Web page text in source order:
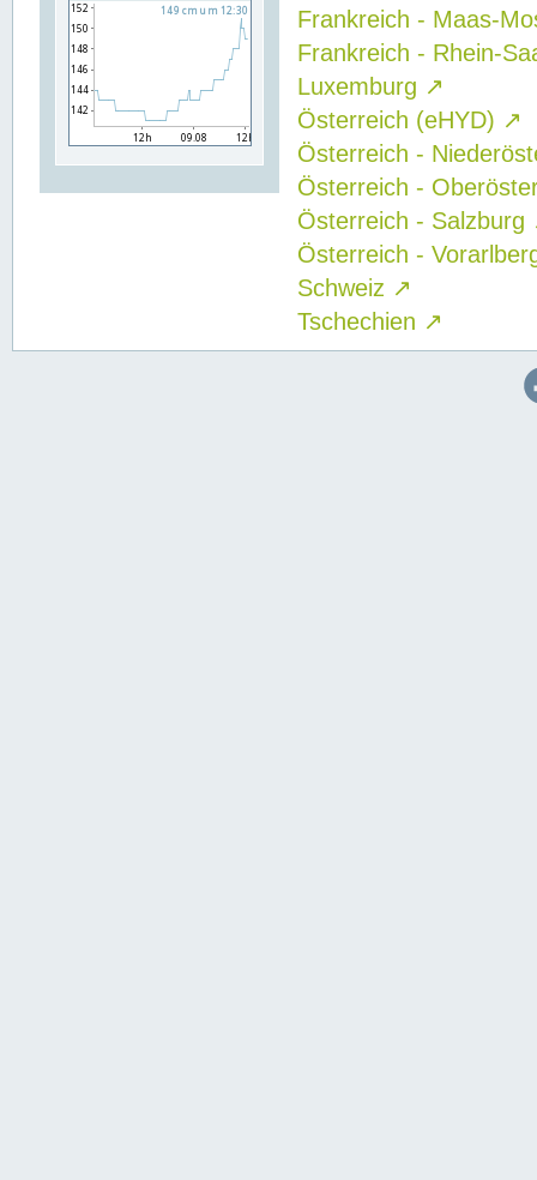
Frankreich - Maas-
Frankreich - Rhein-
Luxemburg ↗
Österreich (eHYD) ↗
Österreich -
Österreich -
Österreich - Salzburg
Österreich -
Schweiz ↗
Tschechien ↗